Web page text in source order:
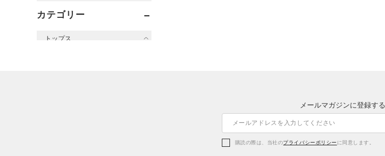
カテゴリー
トップス
メールマガジンに登録する
購読の際は、当社のプライバシーポリシー に同意します。